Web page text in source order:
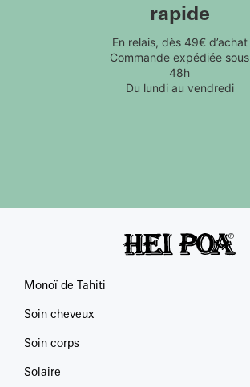
rapide
En relais, dès 49€ d’achat
Commande expédiée sous
48h
Du lundi au vendredi
Monoï de Tahiti
Soin cheveux
Soin corps
Solaire